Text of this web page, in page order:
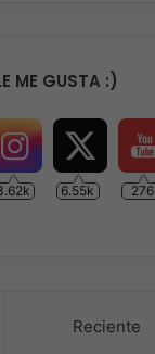
ME GUSTA :)
6.55k 276
Reciente